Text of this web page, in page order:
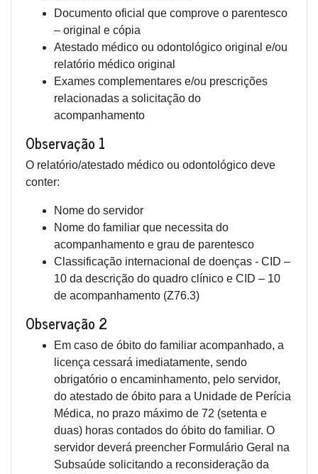
Documento oficial que comprove o parentesco
– original e cópia
Atestado médico ou odontológico original e/ou
relatório médico original
Exames complementares e/ou prescrições
relacionadas a solicitação do
acompanhamento
Observação 1
O relatório/atestado médico ou odontológico deve
conter:
Nome do servidor
Nome do familiar que necessita do
acompanhamento e grau de parentesco
Classificação internacional de doenças - CID –
10 da descrição do quadro clínico e CID – 10
de acompanhamento (Z76.3)
Observação 2
Em caso de óbito do familiar acompanhado, a
licença cessará imediatamente, sendo
obrigatório o encaminhamento, pelo servidor,
do atestado de óbito para a Unidade de Perícia
Médica, no prazo máximo de 72 (setenta e
duas) horas contados do óbito do familiar. O
servidor deverá preencher Formulário Geral na
Subsaúde solicitando a reconsideração da